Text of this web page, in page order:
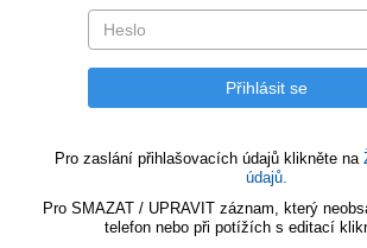
Pro zaslání přihlašovacích údajů klikněte na
údajů.
Pro SMAZAT / UPRAVIT záznam, který
telefon nebo při potížích s editací